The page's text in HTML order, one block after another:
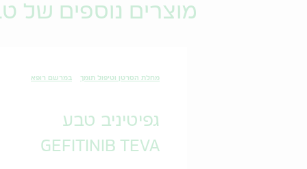
מוצרים נוספים של
מחלת הסרטן וטיפול תומך במרשם רופא
גפיטיניב טבע
GEFITINIB TEVA